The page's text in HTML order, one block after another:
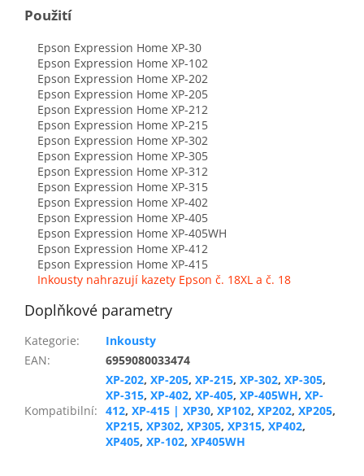
Použití
Epson Expression Home XP-30
Epson Expression Home XP-102
Epson Expression Home XP-202
Epson Expression Home XP-205
Epson Expression Home XP-212
Epson Expression Home XP-215
Epson Expression Home XP-302
Epson Expression Home XP-305
Epson Expression Home XP-312
Epson Expression Home XP-315
Epson Expression Home XP-402
Epson Expression Home XP-405
Epson Expression Home XP-405WH
Epson Expression Home XP-412
Epson Expression Home XP-415
Inkousty nahrazují kazety Epson č. 18XL a č. 18
Doplňkové parametry
Kategorie:
Inkousty
EAN: 6959080033474
Kompatibilní:
XP-202, XP-205, XP-215, XP-302, XP-305,
XP-315, XP-402, XP-405, XP-405WH, XP-
412, XP-415 | XP30, XP102, XP202, XP205,
XP215, XP302, XP305, XP315, XP402,
XP405, XP-102, XP405WH